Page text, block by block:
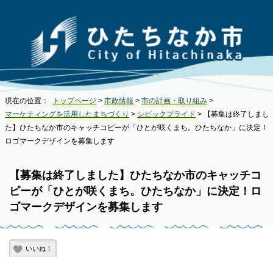
現在の位置： トップページ > 市政情報 > 市の計画・取り組み >
マーケティングを活用したまちづくり > シビックプライド > 【募集は終了しまし
た】ひたちなか市のキャッチコピーが「ひとが咲くまち。ひたちなか」に決定！
ロゴマークデザインを募集します
【募集は終了しました】ひたちなか市のキャッチコ
ピーが「ひとが咲くまち。ひたちなか」に決定！ロ
ゴマークデザインを募集します
いいね！